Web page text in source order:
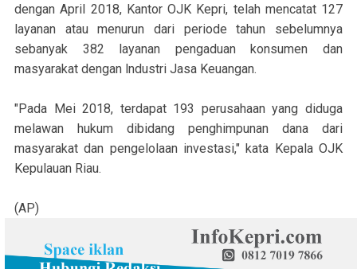
dengan April 2018, Kantor OJK Kepri, telah mencatat 127
layanan atau menurun dari periode tahun sebelumnya
sebanyak 382 layanan pengaduan konsumen dan
masyarakat dengan lndustri Jasa Keuangan.
"Pada Mei 2018, terdapat 193 perusahaan yang diduga
melawan hukum dibidang penghimpunan dana dari
masyarakat dan pengelolaan investasi," kata Kepala OJK
Kepulauan Riau.
(AP)